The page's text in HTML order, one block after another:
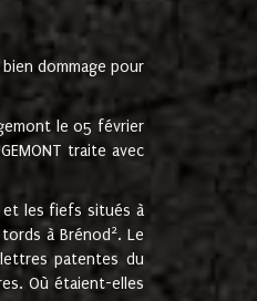
dommage pour
le 05 février
traite avec
et les fiefs situés à
à Brénod 2. Le
patentes du
Où étaient-elles